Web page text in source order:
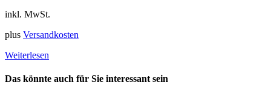
inkl. MwSt.
plus Versandkosten
Weiterlesen
Das könnte auch für Sie interessant sein